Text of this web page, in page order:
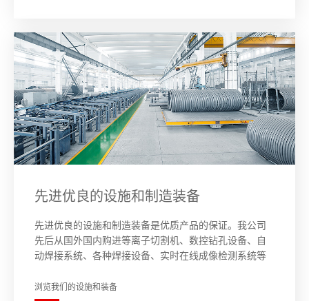
先进优良的设施和制造装备
先进优良的设施和制造装备是优质产品的保证。我公司
先后从国外国内购进等离子切割机、数控钻孔设备、自
动焊接系统、各种焊接设备、实时在线成像检测系统等
靠地保障。
浏览我们的设施和装备